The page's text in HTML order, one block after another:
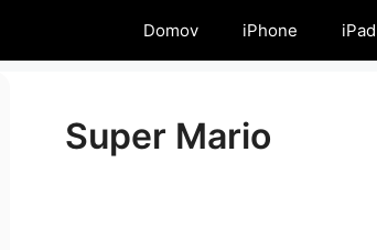
Domov iPhone iPad
Super Mario